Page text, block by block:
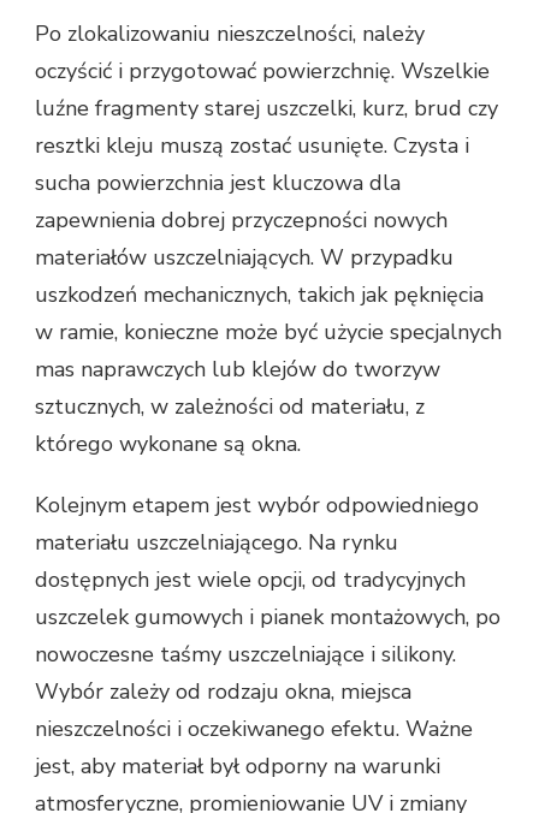
Po zlokalizowaniu nieszczelności, należy
oczyścić i przygotować powierzchnię. Wszelkie
luźne fragmenty starej uszczelki, kurz, brud czy
resztki kleju muszą zostać usunięte. Czysta i
sucha powierzchnia jest kluczowa dla
zapewnienia dobrej przyczepności nowych
materiałów uszczelniających. W przypadku
uszkodzeń mechanicznych, takich jak pęknięcia
w ramie, konieczne może być użycie specjalnych
mas naprawczych lub klejów do tworzyw
sztucznych, w zależności od materiału, z
którego wykonane są okna.
Kolejnym etapem jest wybór odpowiedniego
materiału uszczelniającego. Na rynku
dostępnych jest wiele opcji, od tradycyjnych
uszczelek gumowych i pianek montażowych, po
nowoczesne taśmy uszczelniające i silikony.
Wybór zależy od rodzaju okna, miejsca
nieszczelności i oczekiwanego efektu. Ważne
jest, aby materiał był odporny na warunki
atmosferyczne, promieniowanie UV i zmiany